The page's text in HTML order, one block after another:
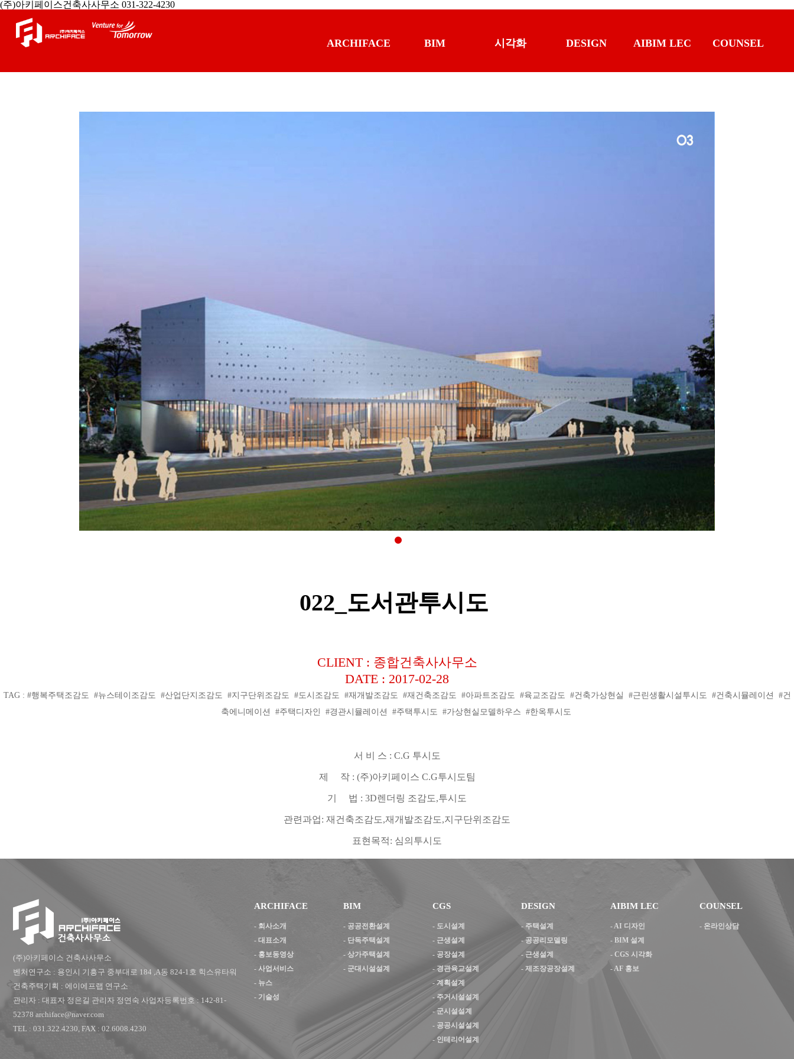
(주)아키페이스건축사사무소 031-322-4230
ARCHIFACE BIM 시각화 DESIGN AIBIM LEC COUNSEL
022_도서관투시도
CLIENT : 종합건축사사무소
DATE : 2017-02-28
TAG : #행복주택조감도 #뉴스테이조감도 #산업단지조감도 #지구단위조감도 #도시조감도 #재개발조감도 #재건축조감도 #아파트조감도 #육교조감도 #건축가상현실 #근린생활시설투시도 #건축시뮬레이션 #건
축에니메이션 #주택디자인 #경관시뮬레이션 #주택투시도 #가상현실모델하우스 #한옥투시도
서 비 스 : C.G 투시도
제 작 : (주)아키페이스 C.G투시도팀
기 법 : 3D렌더링 조감도,투시도
관련과업: 재건축조감도,재개발조감도,지구단위조감도
표현목적: 심의투시도
(주)아키페이스 건축사사무소
벤처연구소 : 용인시 기흥구 중부대로 184 ,A동 824-1호 힉스유타워
건축주택기획 : 에이에프랩 연구소
관리자 : 대표자 정은길 관리자 정연숙 사업자등록번호 : 142-81-
52378 archiface@naver.com
TEL : 031.322.4230, FAX : 02.6008.4230
ARCHIFACE
- 회사소개
- 대표소개
- 홍보동영상
- 사업서비스
- 뉴스
- 기술성
BIM
- 공공전환설계
- 단독주택설계
- 상가주택설계
- 군대시설설계
CGS
- 도시설계
- 근생설계
- 공장설계
- 경관육교설계
- 계획설계
- 주거시설설계
- 군시설설계
- 공공시설설계
- 인테리어설계
DESIGN
- 주택설계
-공공리모델링
- 근생설계
-제조장공장설계
AIBIM LEC
- AI 디자인
-BIM 설계
-CGS 시각화
- AF 홍보
COUNSEL
- 온라인상담